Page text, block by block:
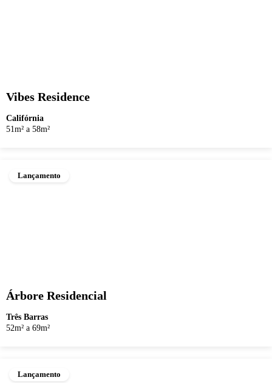
Vibes Residence
Califórnia
51m² a 58m²
Lançamento
Árbore Residencial
Três Barras
52m² a 69m²
Lançamento